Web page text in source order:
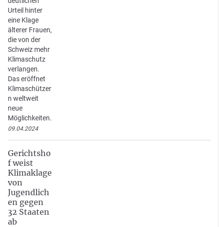
Urteil hinter
eine Klage
älterer Frauen,
die von der
Schweiz mehr
Klimaschutz
verlangen.
Das eröffnet
Klimaschützer
n weltweit
neue
Möglichkeiten.
09.04.2024
Gerichtsho
f weist
Klimaklage
von
Jugendlich
en gegen
32 Staaten
ab